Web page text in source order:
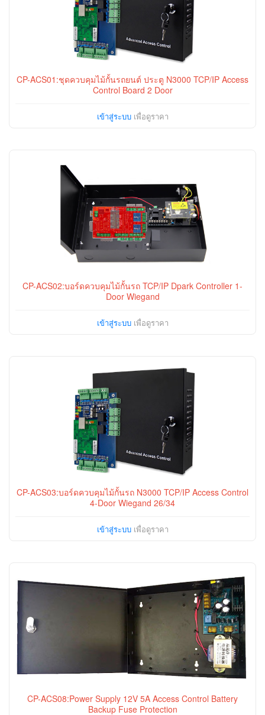
CP-ACS01:ชุดควบคุมไม้กั้นรถยนต์ ประตู N3000 TCP/IP Access
Control Board 2 Door
เข้าสู่ระบบเพื่อดูราคา
CP-ACS02:บอร์ดควบคุมไม้กั้นรถ TCP/IP Dpark Controller 1-
Door Wiegand
เข้าสู่ระบบเพื่อดูราคา
CP-ACS03:บอร์ดควบคุมไม้กั้นรถ N3000 TCP/IP Access Control
4-Door Wiegand 26/34
เข้าสู่ระบบเพื่อดูราคา
CP-ACS08:Power Supply 12V 5A Access Control Battery
Backup Fuse Protection